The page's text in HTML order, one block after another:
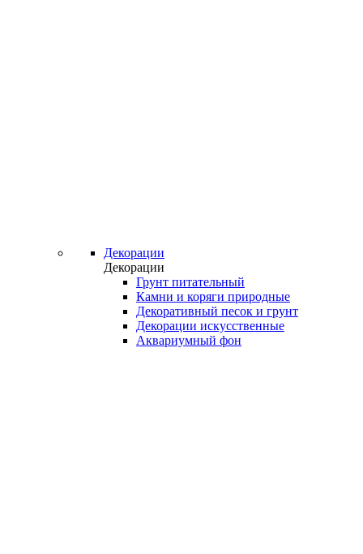
Декорации
Декорации
Грунт питательный
Камни и коряги природные
Декоративный песок и грунт
Декорации искусственные
Аквариумный фон